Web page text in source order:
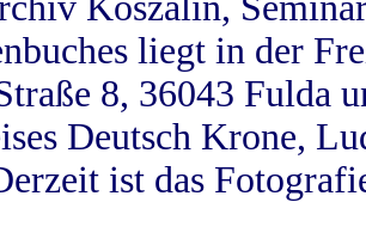
liegt in der
8, 36043 Fulda
Deutsch Krone,
ist das